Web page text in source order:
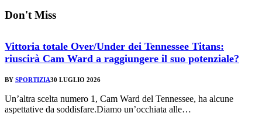
Don't Miss
Vittoria totale Over/Under dei Tennessee Titans:
riuscirà Cam Ward a raggiungere il suo potenziale?
BY SPORTIZIA30 LUGLIO 2026
Un’altra scelta numero 1, Cam Ward del Tennessee, ha alcune
aspettative da soddisfare.Diamo un’occhiata alle…